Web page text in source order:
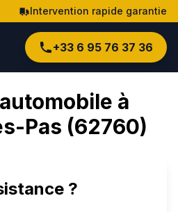
Intervention rapide garantie
+33 6 95 76 37 36
à
Pas (62760)
?